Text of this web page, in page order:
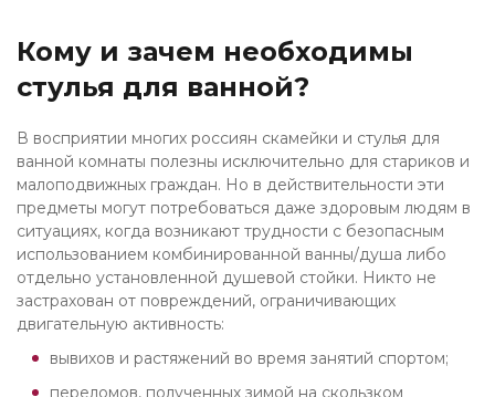
Кому и зачем необходимы
стулья для ванной?
В восприятии многих россиян скамейки и стулья для
ванной комнаты полезны исключительно для стариков и
малоподвижных граждан. Но в действительности эти
предметы могут потребоваться даже здоровым людям в
ситуациях, когда возникают трудности с безопасным
использованием комбинированной ванны/душа либо
отдельно установленной душевой стойки. Никто не
застрахован от повреждений, ограничивающих
двигательную активность:
вывихов и растяжений во время занятий спортом;
переломов, полученных зимой на скользком